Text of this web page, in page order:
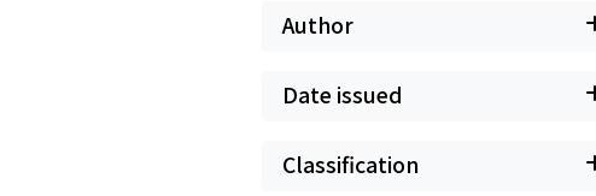
Author
Date issued
Classification